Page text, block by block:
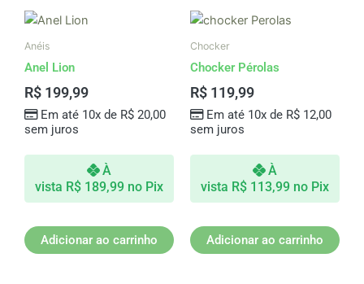
Anéis
Anel Lion
R$ 199,99
Em até 10x de R$20,00
sem juros
À
vista R$ 189,99 no Pix
Adicionar ao carrinho
Chocker
Chocker Pérolas
R$ 119,99
Em até 10x de R$12,00
sem juros
À
vista R$ 113,99 no Pix
Adicionar ao carrinho